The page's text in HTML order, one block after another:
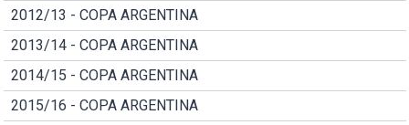
2012/13 - COPA ARGENTINA
2013/14 - COPA ARGENTINA
2014/15 - COPA ARGENTINA
2015/16 - COPA ARGENTINA